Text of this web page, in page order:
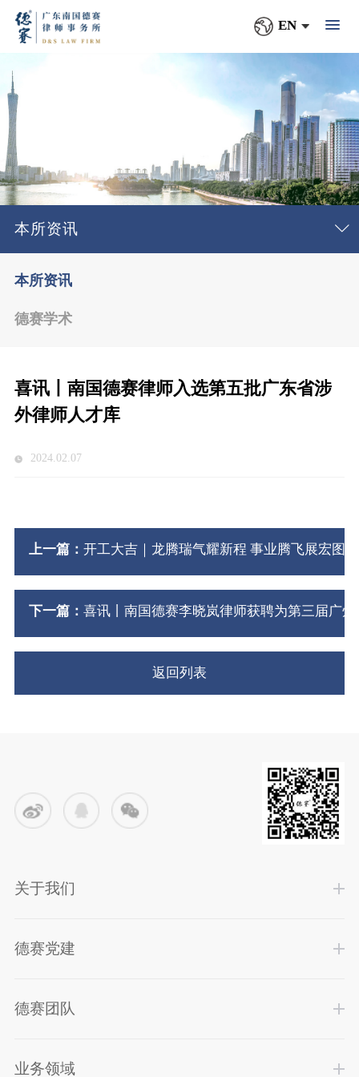
EN
本所资讯
本所资讯
德赛学术
喜讯丨南国德赛律师入选第五批广东省涉
外律师人才库
2024.02.07
上一篇： 开工大吉｜龙腾瑞气耀新程 事业腾飞展宏图
下一篇： 喜讯丨南国德赛李晓岚律师获聘为第三届广
返回列表
关于我们
德赛党建
德赛团队
业务领域